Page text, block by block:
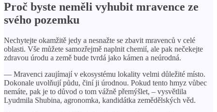
Proč byste neměli vyhubit mravence ze
svého pozemku
Nechytejte okamžitě jedy a nesnažte se zbavit mravenců v celé
oblasti. Vše můžete samozřejmě naplnit chemií, ale pak nečekejte
zdravou úrodu a země bude tvrdá jako kámen a neúrodná.
— Mravenci zaujímají v ekosystému lokality velmi důležité místo.
Dokonale uvolňují půdu, činí ji úrodnou. Pokud tento hmyz vůbec
nemáte, pak je to důvod o tom vážně přemýšlet, – vysvětlila
Lyudmila Shubina, agronomka, kandidátka zemědělských věd.